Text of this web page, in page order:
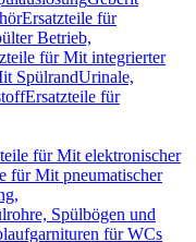
Ersatzteile für
Betrieb,
für Mit integrierter
SpülrandUrinale,
Ersatzteile für
für Mit elektronischer
für Mit pneumatischer
Spülbögen und
für WCs